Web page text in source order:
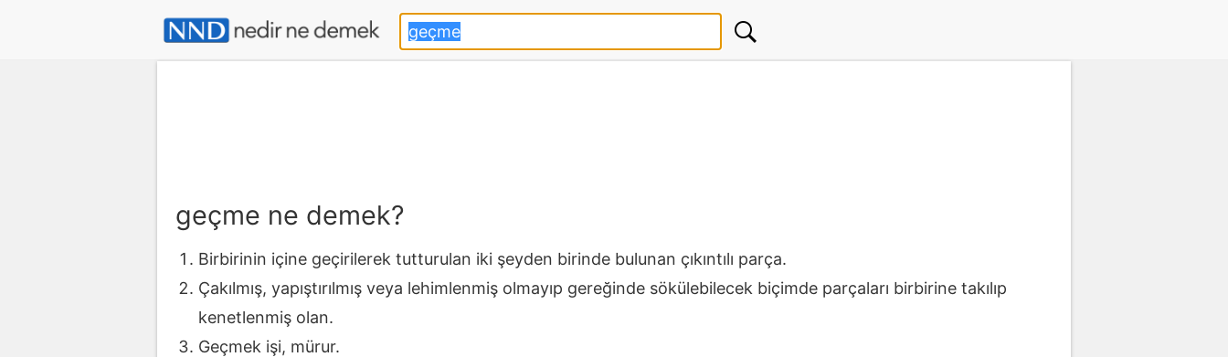
geçme ne demek?
Birbirinin içine geçirilerek tutturulan iki şeyden birinde bulunan çıkıntılı parça.
Çakılmış, yapıştırılmış veya lehimlenmiş olmayıp gereğinde sökülebilecek biçimde parçaları birbirine takılıp
kenetlenmiş olan.
Geçmek işi, mürur.